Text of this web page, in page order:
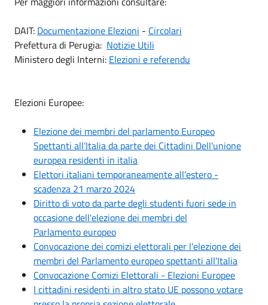
DAIT: Documentazione Elezioni - Circolari
Prefettura di Perugia: Notizie Utili
Ministero degli Interni: Elezioni e referendu
Elezioni Europee:
Elezione dei membri del parlamento Europeo
Spettanti all'Italia da parte dei Cittadini Dell'unione
europea residenti in italia
Elettori italiani temporaneamente all'estero -
scadenza 21 marzo 2024
Diritto di voto da parte degli studenti fuori sede in
occasione dell'elezione dei membri del
Parlamento europeo
Convocazione dei comizi elettorali per l'elezione dei
membri del Parlamento europeo spettanti all'Italia
Convocazione Comizi Elettorali - Elezioni Europee
I cittadini residenti in altro stato UE possono votare